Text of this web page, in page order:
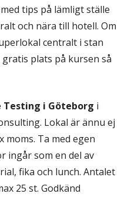
tips på lämligt ställe
och nära till hotell. Om
centralt i stan
plats på kursen så
Testing i Göteborg i
Lokal är ännu ej
moms. Ta med egen
ingår som en del av
fika och lunch. Antalet
25 st. Godkänd